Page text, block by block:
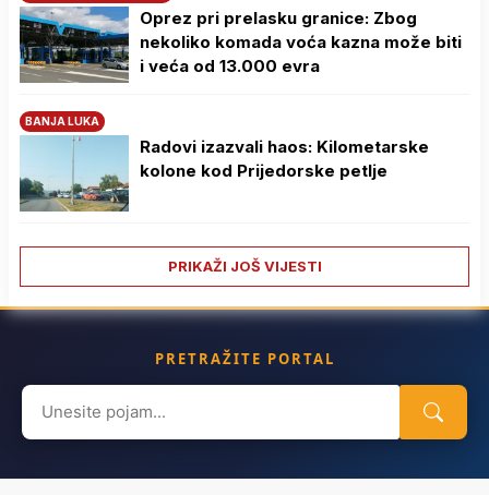
Oprez pri prelasku granice: Zbog
nekoliko komada voća kazna može biti
i veća od 13.000 evra
BANJA LUKA
Radovi izazvali haos: Kilometarske
kolone kod Prijedorske petlje
PRIKAŽI JOŠ VIJESTI
PRETRAŽITE PORTAL
Search
for: